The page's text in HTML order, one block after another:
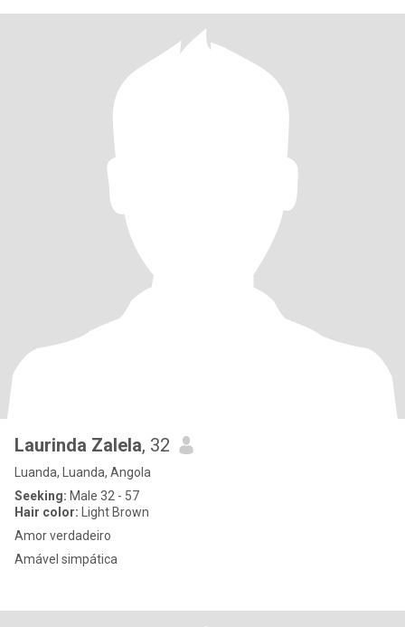
Laurinda Zalela, 32
Luanda, Luanda, Angola
Seeking: Male 32 - 57
Hair color: Light Brown
Amor verdadeiro
Amável simpática